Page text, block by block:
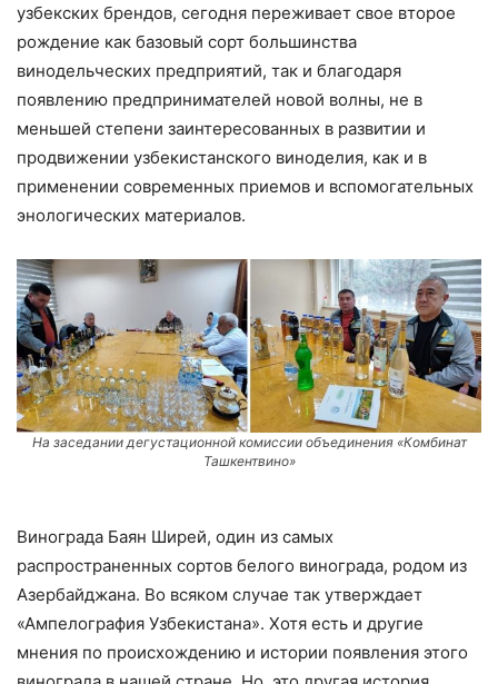
узбекских брендов, сегодня переживает свое второе
рождение как базовый сорт большинства
винодельческих предприятий, так и благодаря
появлению предпринимателей новой волны, не в
меньшей степени заинтересованных в развитии и
продвижении узбекистанского виноделия, как и в
применении современных приемов и вспомогательных
энологических материалов.
На заседании дегустационной комиссии объединения «Комбинат
Ташкентвино»
Винограда Баян Ширей, один из самых
распространенных сортов белого винограда, родом из
Азербайджана. Во всяком случае так утверждает
«Ампелография Узбекистана». Хотя есть и другие
мнения по происхождению и истории появления этого